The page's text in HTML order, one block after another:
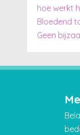
hoe werkt
Bloedend
Geen